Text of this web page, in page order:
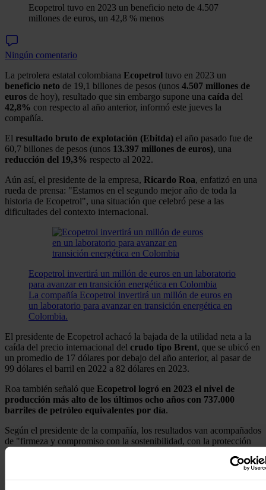
Ecopetrol tuvo en 2023 un beneficio neto de 4.507
millones de euros, un 42,8 % menos
Ningún comentario
La petrolera estatal colombiana Ecopetrol tuvo en 2023 un
beneficio neto de 19,1 billones de pesos (unos 4.507 millones de
euros de hoy), resultado que sin embargo supone una caída del
42,8% con respecto al año anterior, informó este jueves la
compañía.
El resultado bruto de explotación (Ebitda) el año pasado fue de
60,7 billones de pesos (unos 13.397 millones de euros), una
reducción del 19,3% respecto al 2022.
Aún así, el presidente de la empresa, Ricardo Roa, enfatizó en una
rueda de prensa: "Estamos en el segundo mejor año de toda la
historia de Ecopetrol", una situación que celebró pese a las
dificultades del contexto internacional.
Ecopetrol invertirá un millón de euros en un laboratorio
para avanzar en transición energética en Colombia
La compañía Ecopetrol invertirá un millón de euros en
un laboratorio para avanzar en transición energética en
Colombia.
El presidente de Ecopetrol achacó la bajada de la utilidad neta a la
caída del precio internacional del crudo tipo Brent, que se ubicó en
un promedio de 17 dólares por debajo del año anterior, al pasar de
99 dólares el barril en 2022 a 82 dólares en 2023.
Roa también señaló que Ecopetrol logró en 2023 el nivel de
producción más alto de los últimos ocho años con 737.000
barriles de petróleo equivalentes por día.
Según el presidente de la compañía, los resultados van acompañados
de "firmeza y compromiso con la sostenibilidad, con la protección
del negocio tradicional".
Al cierre de 2023, los ingresos de Ecopetrol cayeron un 10,3%, ya